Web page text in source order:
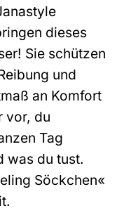
dieses
Sie schützen
und
an Komfort
vor, du
Tag
was du tust.
Söckchen«